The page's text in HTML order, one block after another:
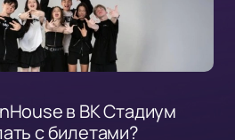
в ВК Стадиум
с билетами?